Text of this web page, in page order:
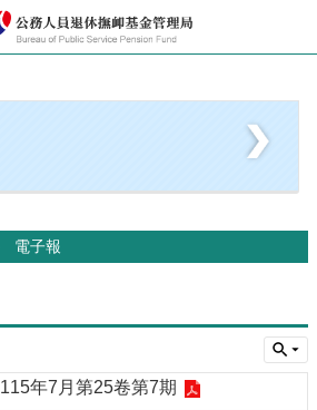
電子報
115年7月第25卷第7期